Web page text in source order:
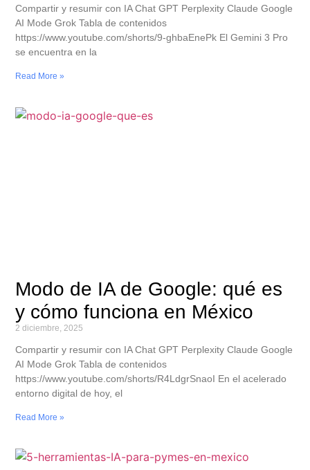
Compartir y resumir con IA Chat GPT Perplexity Claude Google
AI Mode Grok Tabla de contenidos
https://www.youtube.com/shorts/9-ghbaEnePk El Gemini 3 Pro
se encuentra en la
Read More »
Modo de IA de Google: qué es
y cómo funciona en México
2 diciembre, 2025
Compartir y resumir con IA Chat GPT Perplexity Claude Google
AI Mode Grok Tabla de contenidos
https://www.youtube.com/shorts/R4LdgrSnaoI En el acelerado
entorno digital de hoy, el
Read More »